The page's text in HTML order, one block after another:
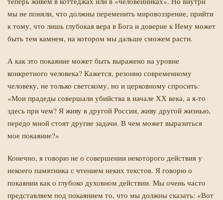
мы не поняли, что должны переменить мировоззрение, прийти
к тому, что лишь глубокая вера в Бога и доверие к Нему может
быть тем камнем, на котором мы дальше сможем расти.
А как это покаяние может быть выражено на уровне
конкретного человека? Кажется, резонно современному
человеку, не только светскому, но и церковному спросить:
«Мои прадеды совершали убийства в начале ХХ века, а я-то
здесь при чем? Я живу в другой России, живу другой жизнью,
передо мной стоят другие задачи. В чем может выразиться
мое покаяние?»
Конечно, я говорю не о совершении некоторого действия у
некоего памятника с чтением неких текстов. Я говорю о
покаянии как о глубоко духовном действии. Мы очень часто
представляем под покаянием то, что мы должны сказать: «Вот